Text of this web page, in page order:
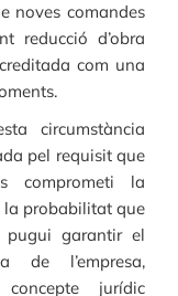
noves comandes
reducció d’obra
com una
circumstància
pel requisit que
comprometi la
la probabilitat que
pugui garantir el
de l’empresa,
jurídic